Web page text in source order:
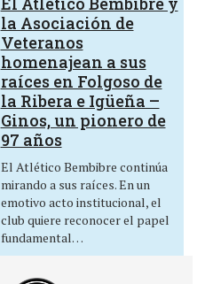
la Asociación de
Veteranos
homenajean a sus
raíces en Folgoso de
la Ribera e Igüeña –
Ginos, un pionero de
97 años
El Atlético Bembibre continúa
mirando a sus raíces. En un
emotivo acto institucional, el
club quiere reconocer el papel
fundamental…